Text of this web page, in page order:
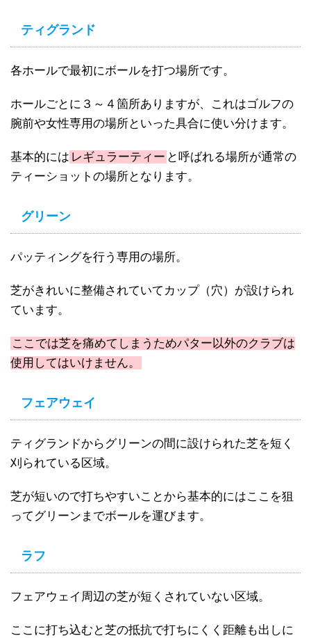
ティグランド
各ホールで最初にボールを打つ場所です。
ホールごとに３～４箇所ありますが、これはゴルフの
腕前や女性専用の場所といった具合に使い分けます。
基本的には レギュラーティー と呼ばれる場所が通常の
ティーショットの場所となります。
グリーン
パッティングを行う専用の場所。
芝がきれいに整備されていてカップ（穴）が設けられ
ています。
ここでは芝を痛めてしまうためパター以外のクラブは
使用してはいけません。
フェアウェイ
ティグランドからグリーンの間に設けられた芝を短く
刈られている区域。
芝が短いので打ちやすいことから基本的にはここを狙
ってグリーンまでボールを運びます。
ラフ
フェアウェイ周辺の芝が短くされていない区域。
ここに打ち込むと芝の抵抗で打ちにくく距離も出しに